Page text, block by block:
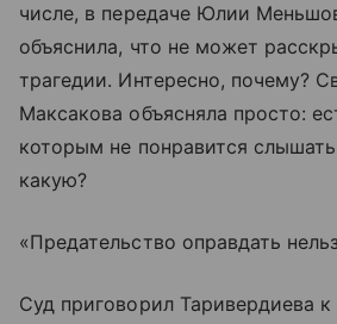
числе, в передаче Юлии
объяснила, что не может
трагедии. Интересно, почему?
Максакова объясняла просто:
которым не понравится
какую?
«Предательство оправдать
Суд приговорил Таривердиева